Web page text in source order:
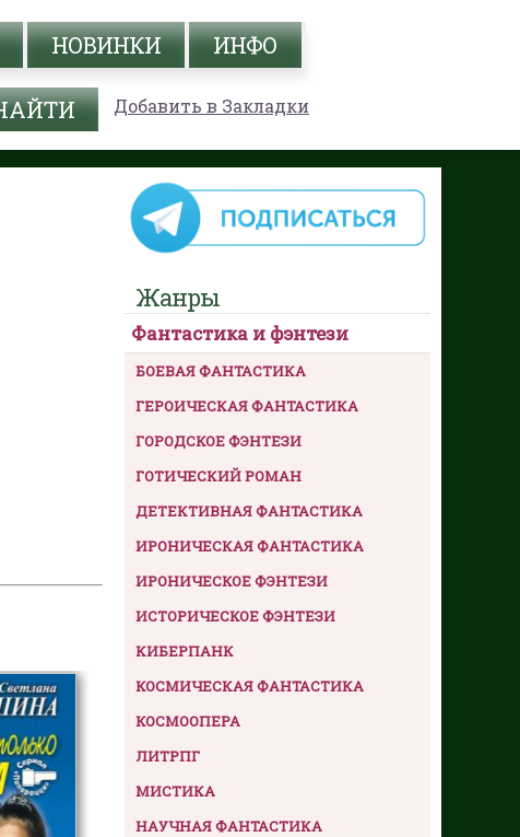
НОВИНКИ ИНФО
Добавить в Закладки
Жанры
Фантастика и фэнтези
БОЕВАЯ ФАНТАСТИКА
ГЕРОИЧЕСКАЯ ФАНТАСТИКА
ГОРОДСКОЕ ФЭНТЕЗИ
ГОТИЧЕСКИЙ РОМАН
ДЕТЕКТИВНАЯ ФАНТАСТИКА
ИРОНИЧЕСКАЯ ФАНТАСТИКА
ИРОНИЧЕСКОЕ ФЭНТЕЗИ
ИСТОРИЧЕСКОЕ ФЭНТЕЗИ
КИБЕРПАНК
КОСМИЧЕСКАЯ ФАНТАСТИКА
КОСМООПЕРА
ЛИТРПГ
МИСТИКА
НАУЧНАЯ ФАНТАСТИКА